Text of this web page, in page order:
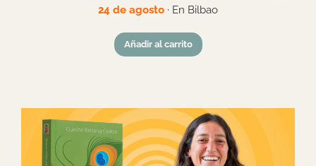
24 de agosto · En Bilbao
Añadir al carrito